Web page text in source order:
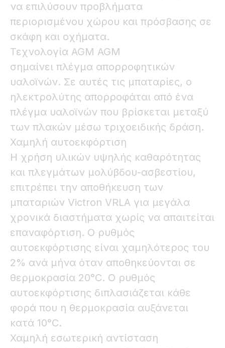
να επιλύσουν προβλήματα
περιορισμένου χώρου και πρόσβασης σε
σκάφη και οχήματα.
Τεχνολογία AGM AGM
σημαίνει πλέγμα απορροφητικών
υαλοϊνών. Σε αυτές τις μπαταρίες, ο
ηλεκτρολύτης απορροφάται από ένα
πλέγμα υαλοϊνών που βρίσκεται μεταξύ
των πλακών μέσω τριχοειδικής δράση.
Χαμηλή αυτοεκφόρτιση
Η χρήση υλικών υψηλής καθαρότητας
και πλεγμάτων μολύβδου-ασβεστίου,
επιτρέπει την αποθήκευση των
μπαταριών Victron VRLA για μεγάλα
χρονικά διαστήματα χωρίς να απαιτείται
επαναφόρτιση. Ο ρυθμός
αυτοεκφόρτισης είναι χαμηλότερος του
2% ανά μήνα όταν αποθηκεύονται σε
θερμοκρασία 20°C. Ο ρυθμός
αυτοεκφόρτισης διπλασιάζεται κάθε
φορά που η θερμοκρασία αυξάνεται
κατά 10°C.
Χαμηλή εσωτερική αντίσταση